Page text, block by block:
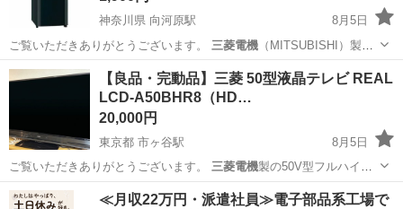
神奈川県 向河原駅
8月5日
ご覧いただきありがとうございます。 三菱電機（MITSUBISHI）製の2
ドア冷…
神奈川 川崎市 向河原駅 キッチン家電
【良品・完動品】三菱 50型液晶テレビ REAL
LCD-A50BHR8（HD…
20,000円
東京都 市ヶ谷駅
8月5日
ご覧いただきありがとうございます。 三菱電機製の50V型フルハイビ
ジョン液晶テレ…
東京 千代田区 市ヶ谷駅 テレビ ブルーレイ
≪月収22万円・派遣社員≫電子部品系工場で